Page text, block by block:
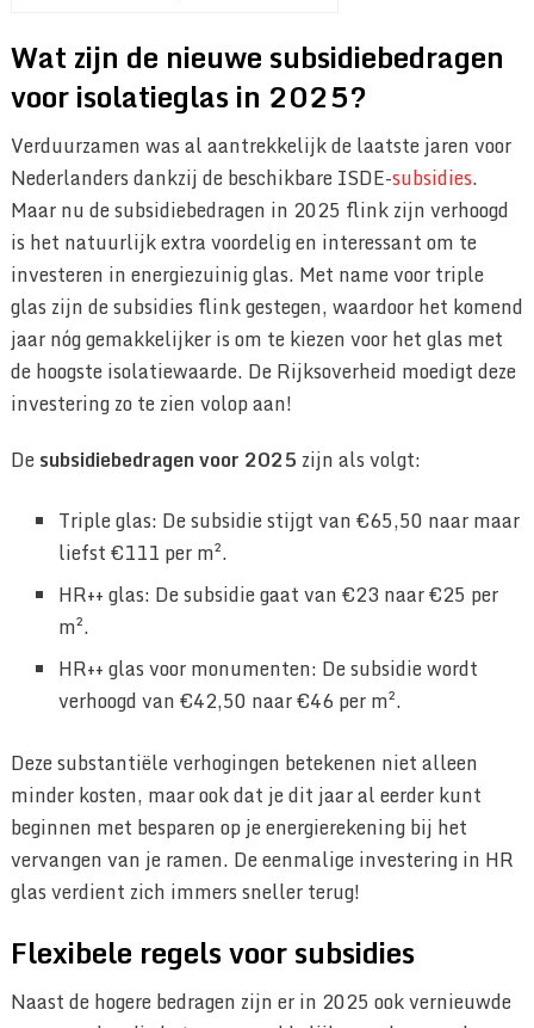
Wat zijn de nieuwe subsidiebedragen
voor isolatieglas in 2025?
Verduurzamen was al aantrekkelijk de laatste jaren voor
Nederlanders dankzij de beschikbare ISDE-subsidies.
Maar nu de subsidiebedragen in 2025 flink zijn verhoogd
is het natuurlijk extra voordelig en interessant om te
investeren in energiezuinig glas. Met name voor triple
glas zijn de subsidies flink gestegen, waardoor het komend
jaar nóg gemakkelijker is om te kiezen voor het glas met
de hoogste isolatiewaarde. De Rijksoverheid moedigt deze
investering zo te zien volop aan!
Desubsidiebedragenvoor 2025 zijn als volgt:
Triple glas: De subsidie stijgt van €65,50 naar maar
liefst €111 per m².
HR++ glas: De subsidie gaat van €23 naar €25 per
m².
HR++ glas voor monumenten: De subsidie wordt
verhoogd van €42,50 naar €46 per m².
Deze substantiële verhogingen betekenen niet alleen
minder kosten, maar ook dat je dit jaar al eerder kunt
beginnen met besparen op je energierekening bij het
vervangen van je ramen. De eenmalige investering in HR
glas verdient zich immers sneller terug!
Flexibele regels voor subsidies
Naast de hogere bedragen zijn er in 2025 ook vernieuwde